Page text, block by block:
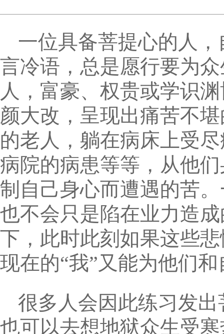
一位具备菩提心的人
言冷语，总是愿行要为
人，富豪、权贵或学识
颜大改，呈现出痛苦不
的老人，躺在病床上受
病院的病患等等，从他
制自己身心而遭遇的苦
也不会只是陷在业力造
下，此时此刻如果这些
现在的“我”又能为他们
很多人会因此练习发
也可以去想地狱众生受